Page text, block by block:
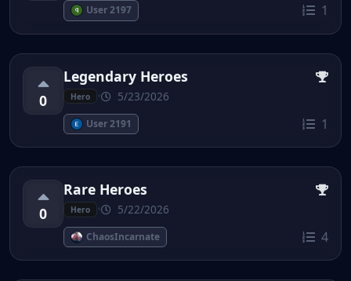
User 2197 1
0
Legendary Heroes
Hero 5/23/2026
User 2191 1
0
Rare Heroes
Hero 5/22/2026
ChaosIncarnate 4